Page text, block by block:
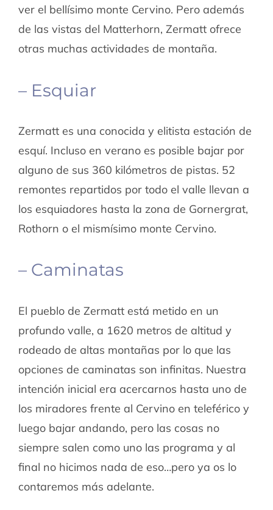
ver el bellísimo monte Cervino. Pero además
de las vistas del Matterhorn, Zermatt ofrece
otras muchas actividades de montaña.
– Esquiar
Zermatt es una conocida y elitista estación de
esquí. Incluso en verano es posible bajar por
alguno de sus 360 kilómetros de pistas. 52
remontes repartidos por todo el valle llevan a
los esquiadores hasta la zona de Gornergrat,
Rothorn o el mismísimo monte Cervino.
– Caminatas
El pueblo de Zermatt está metido en un
profundo valle, a 1620 metros de altitud y
rodeado de altas montañas por lo que las
opciones de caminatas son infinitas. Nuestra
intención inicial era acercarnos hasta uno de
los miradores frente al Cervino en teleférico y
luego bajar andando, pero las cosas no
siempre salen como uno las programa y al
final no hicimos nada de eso…pero ya os lo
contaremos más adelante.